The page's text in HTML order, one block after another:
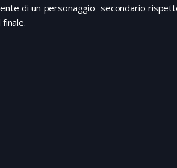
di un personaggio secondario